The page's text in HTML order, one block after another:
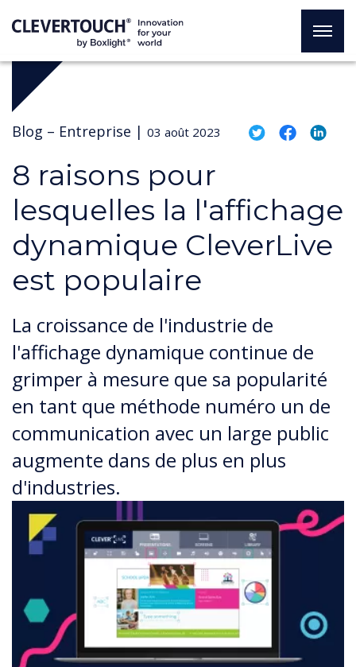
Blog – Entreprise | 03 août 2023
8 raisons pour
lesquelles la l'affichage
dynamique CleverLive
est populaire
La croissance de l'industrie de
l'affichage dynamique continue de
grimper à mesure que sa popularité
en tant que méthode numéro un de
communication avec un large public
augmente dans de plus en plus
d'industries.